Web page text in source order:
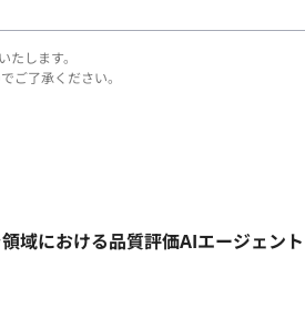
します。
ご了承ください。
域における品質評価AIエージェン